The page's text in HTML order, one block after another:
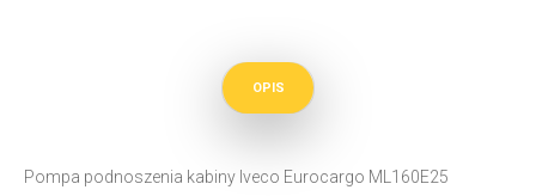
OPIS
Pompa podnoszenia kabiny Iveco Eurocargo ML160E25